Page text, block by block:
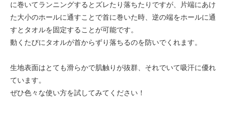
に巻いてランニングするとズレたり落ちたりですが、片端にあけ
た大小のホールに通すことで首に巻いた時、逆の端をホールに通
すとタオルを固定することが可能です。
動くたびにタオルが首からずり落ちるのを防いでくれます。
生地表面はとても滑らかで肌触りが抜群、それでいて吸汗に優れ
ています。
ぜひ色々な使い方を試してみてください！